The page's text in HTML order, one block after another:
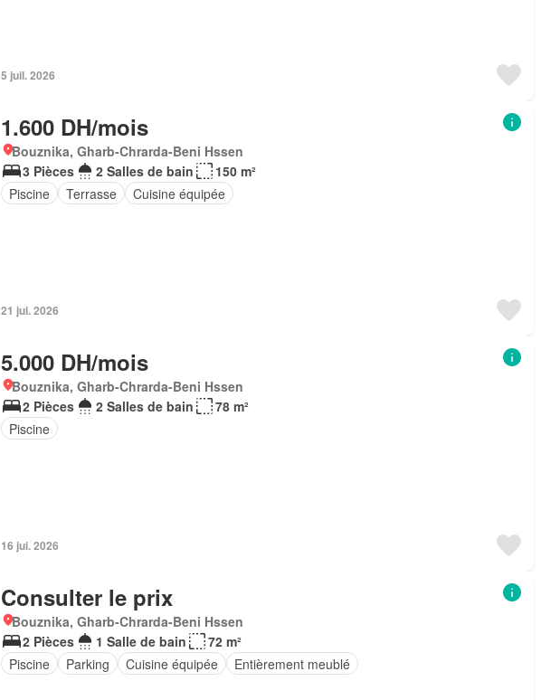
5 juil. 2026
1.600 DH/mois
Bouznika, Gharb-Chrarda-Beni Hssen
3 Pièces
2 Salles de bain
150 m²
Piscine
Terrasse Cuisine équipée
21 jui. 2026
5.000 DH/mois
Bouznika, Gharb-Chrarda-Beni Hssen
2 Pièces
2 Salles de bain
78 m²
Piscine
16 jui. 2026
Consulter le prix
Bouznika, Gharb-Chrarda-Beni Hssen
2 Pièces
1 Salle de bain
72 m²
Piscine
Parking Cuisine équipée Entièrement meublé